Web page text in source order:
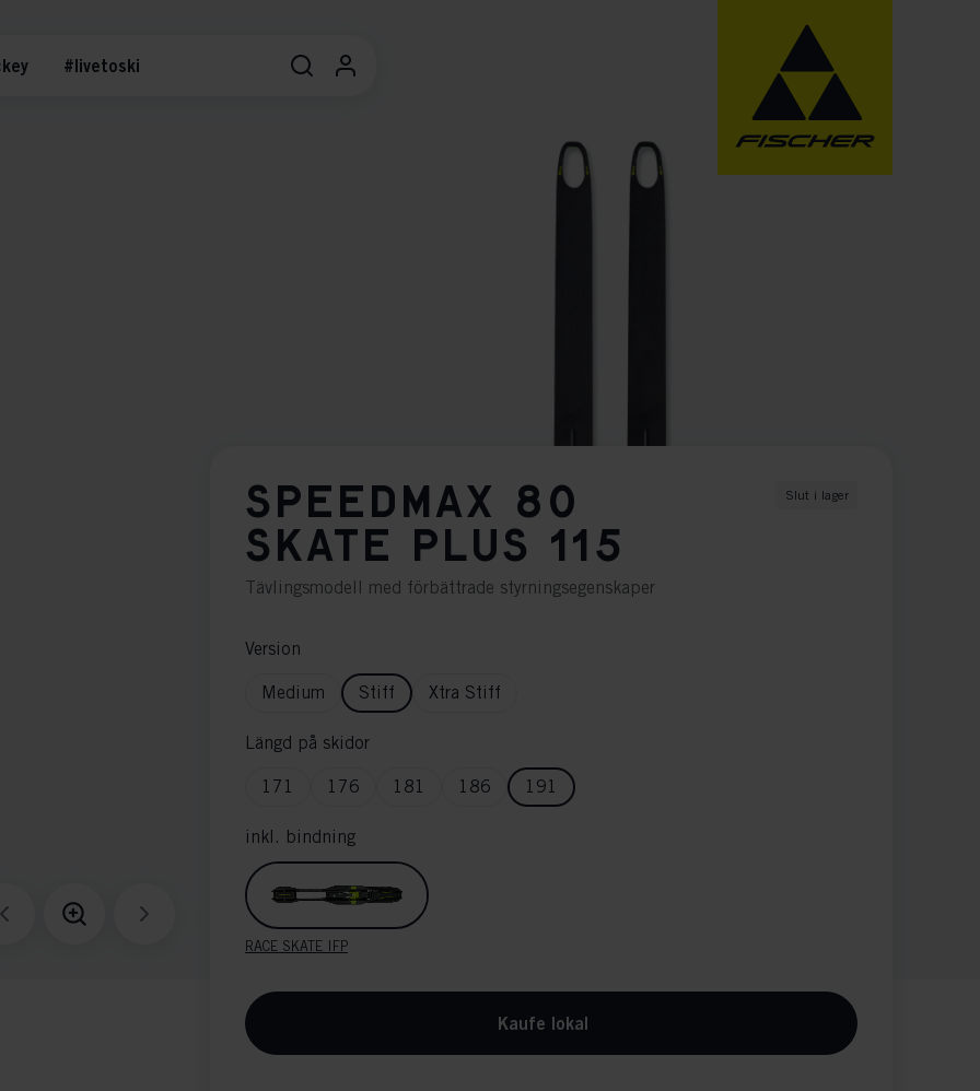
#livetoski
SPEEDMAX 80
SKATE PLUS 115
Tävlingsmodell med förbättrade styrningsegenskaper
Slut i lager
Version
Medium Stiff Xtra Stiff
Längd på skidor
171 176 181 186 191
inkl. bindning
RACE SKATE IFP
Kaufe lokal